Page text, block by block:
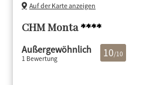
CHM Monta****
Auf der Karte anzeigen
Außergewöhnlich
1 Bewertung 10/10